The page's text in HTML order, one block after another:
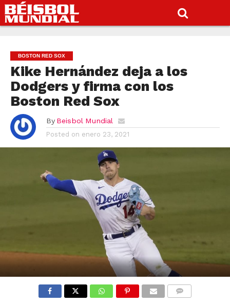
BOSTON RED SOX
Kike Hernández deja a los
Dodgers y firma con los
Boston Red Sox
By Beisbol Mundial
Posted on enero 23, 2021